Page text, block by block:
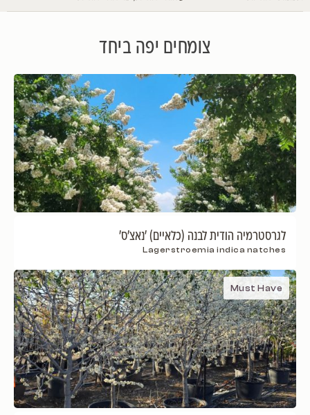
צומחים יפה ביחד
לגרסטרמיה הודית לבנה (כלאיים) 'נאצ'ס'
Lagerstroemia indica natches
Must Have